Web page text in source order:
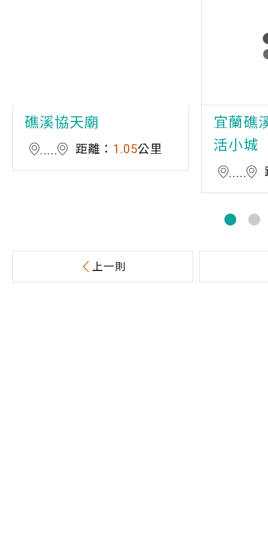
礁溪協天廟
距離： 1.05公里
宜蘭礁
活小城
上一則